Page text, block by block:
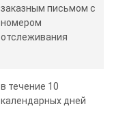
заказным письмом с
номером
отслеживания
в течение 10
календарных дней